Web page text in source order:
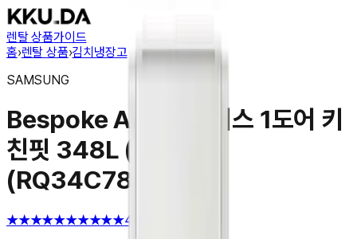
렌탈 상품가이드
홈›렌탈 상품›김치냉장고
SAMSUNG
Bespoke AI 김치플러스 1도어 키
친핏 348L (우열림)
(RQ34C7815AP)
★★★★★★★★★★4.6